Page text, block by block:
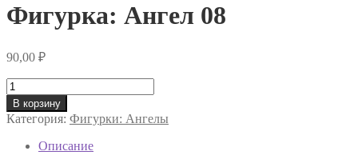
Фигурка: Ангел 08
90,00 ₽
Количество
товара
Фигурка:
Ангел
В корзину
Категория: Фигурки: Ангелы
Описание